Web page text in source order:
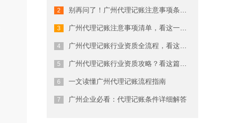
广州商标注册费用有哪些
广州代理公司注册注意事项
在广州注册商标的流程及费用
广州劳务派遣资质申请流程
广州营业执照注销流程
广州会计代理记账公司
别再问了！广州代理记账注意事项条件就...
广州代理记账注意事项清单，看这一篇就...
广州代理记账行业资质全流程，看这一篇...
广州代理记账行业资质攻略？看这篇就够...
一文读懂广州代理记账流程指南
广州企业必看：代理记账条件详细解答